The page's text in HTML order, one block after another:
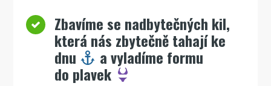
Zbavíme se nadbytečných kil,
která nás zbytečně tahají ke
dnu a vyladíme formu
do plavek